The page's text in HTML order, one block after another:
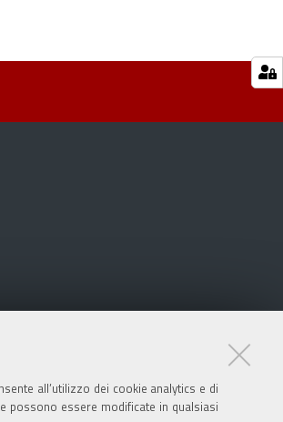
all’utilizzo dei cookie analytics e di
possono essere modificate in qualsiasi